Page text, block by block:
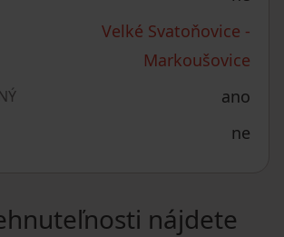
Velké Svatoňovice -
Markoušovice
ano
ne
nájdete